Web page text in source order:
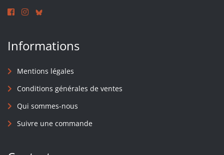
Informations
Mentions légales
Conditions générales de ventes
Qui sommes-nous
Suivre une commande